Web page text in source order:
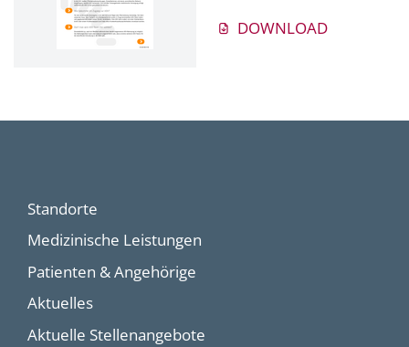
DOWNLOAD
Standorte
Medizinische Leistungen
Patienten & Angehörige
Aktuelles
Aktuelle Stellenangebote